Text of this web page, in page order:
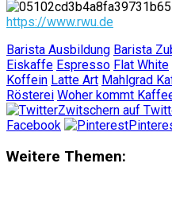
https://www.rwu.de
Barista Ausbildung Barista
Eiskaffe Espresso Flat White
Koffein Latte Art Mahlgrad
Rösterei Woher kommt
Zwitschern auf
Facebook
Weitere Themen: